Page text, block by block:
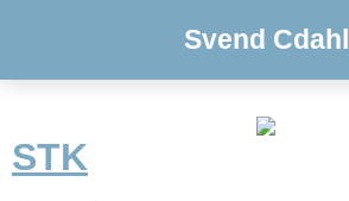
Svend Cdahl
STK